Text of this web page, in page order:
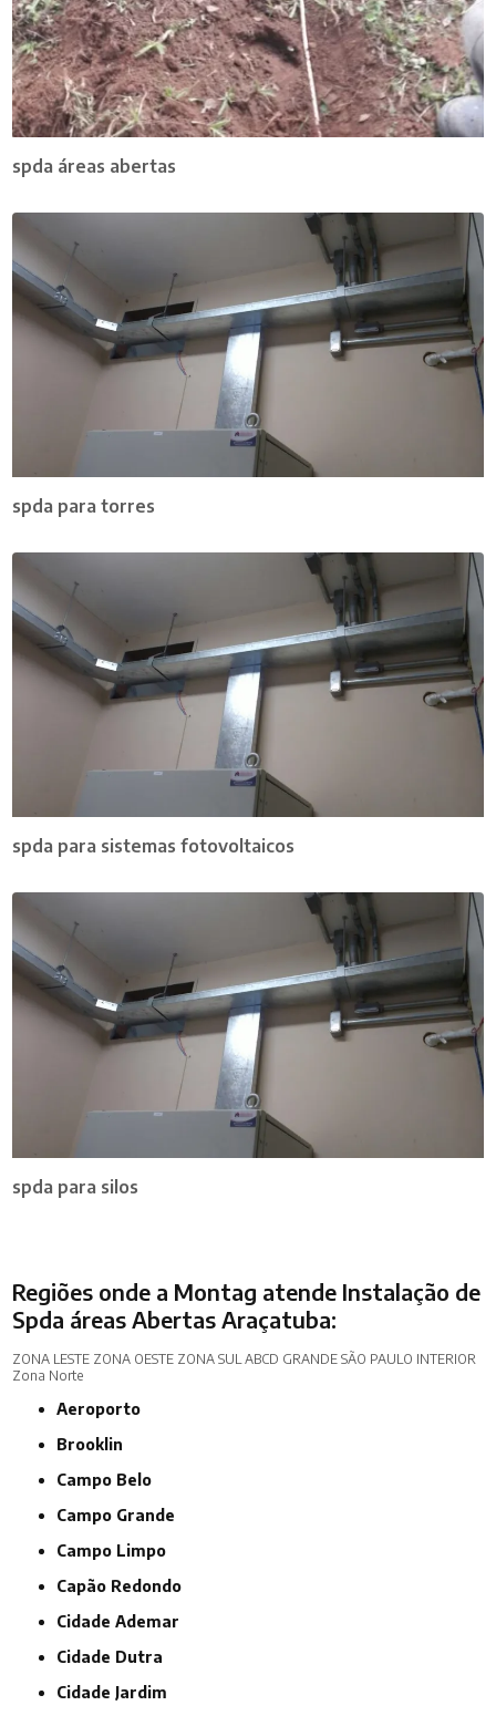
spda áreas abertas
spda para torres
spda para sistemas fotovoltaicos
spda para silos
Regiões onde a Montag atende Instalação de
Spda áreas Abertas Araçatuba:
ZONA LESTE ZONA OESTE ZONA SUL ABCD GRANDE SÃO PAULO INTERIOR
Zona Norte
Aeroporto
Brooklin
Campo Belo
Campo Grande
Campo Limpo
Capão Redondo
Cidade Ademar
Cidade Dutra
Cidade Jardim